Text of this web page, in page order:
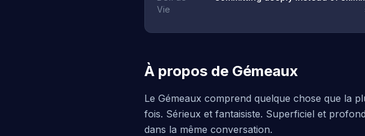
Vie
À propos de Gémeaux
Le Gémeaux comprend quelque chose que la
fois. Sérieux et fantaisiste. Superficiel et
dans la même conversation.